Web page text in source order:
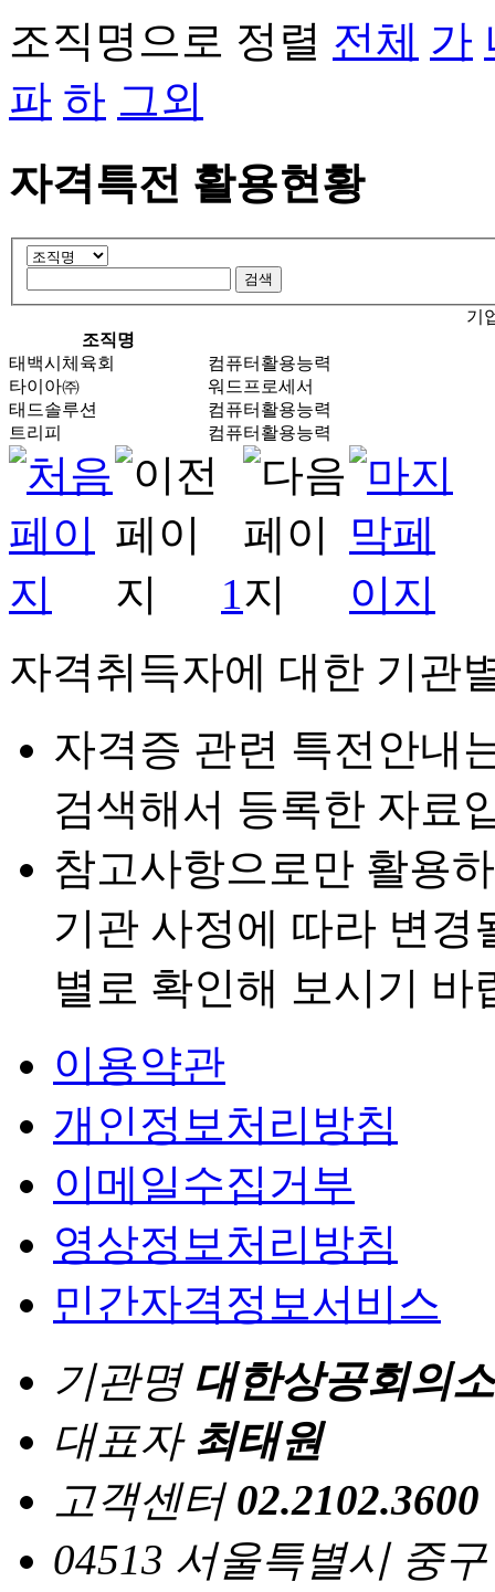
조직명으로 정렬 전체 가
파 하 그외
자격특전 활용현황
기
조직명
태백시체육회
컴퓨터활용능력
타이아㈜
워드프로세서
태드솔루션
컴퓨터활용능력
트리피
컴퓨터활용능력
1
자격취득자에 대한 기관
자격증 관련 특전안내
검색해서 등록한 자료
참고사항으로만 활용
기관 사정에 따라 변경
별로 확인해 보시기 바
이용약관
개인정보처리방침
이메일수집거부
영상정보처리방침
민간자격정보서비스
기관명 대한상공회의소
대표자 최태원
고객센터 02.2102.3600
04513 서울특별시 중